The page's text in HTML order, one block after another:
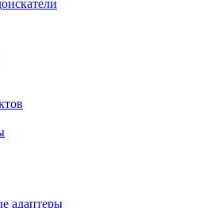
адаптеры